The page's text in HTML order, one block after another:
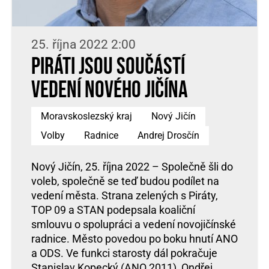
25. října 2022 2:00
Piráti jsou součástí
vedení Nového Jičína
Moravskoslezský kraj
Nový Jičín
Volby
Radnice Andrej Drosčín
Nový Jičín, 25. října 2022 – Společně šli do
voleb, společně se teď budou podílet na
vedení města. Strana zelených s Piráty,
TOP 09 a STAN podepsala koaliční
smlouvu o spolupráci a vedení novojičínské
radnice. Město povedou po boku hnutí ANO
a ODS. Ve funkci starosty dál pokračuje